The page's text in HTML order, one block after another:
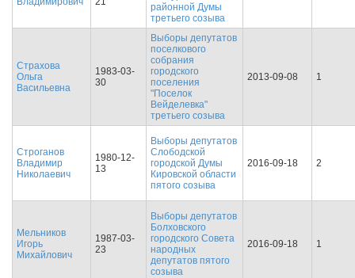
районной Думы
третьего созыва
Страхова
Ольга
Васильевна
1983-03-
30
Выборы депутатов
поселкового
собрания
городского
поселения
"Поселок
Вейделевка"
третьего созыва
2013-09-08 1
Строганов
Владимир
Николаевич
1980-12-
13
Выборы депутатов
Слободской
городской Думы
Кировской области
пятого созыва
2016-09-18 2
Мельников
Игорь
Михайлович
1987-03-
23
Выборы депутатов
Болховского
городского Совета
народных
депутатов пятого
созыва
2016-09-18 1